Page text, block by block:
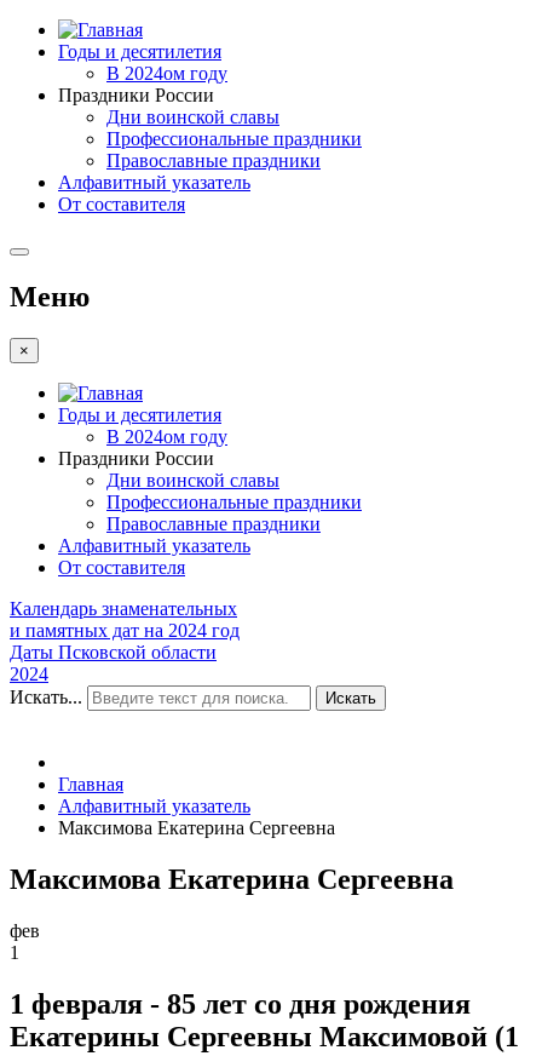
Годы и десятилетия
В 2024ом году
Праздники России
Дни воинской славы
Профессиональные праздники
Православные праздники
Алфавитный указатель
От составителя
Меню
×
Годы и десятилетия
В 2024ом году
Праздники России
Дни воинской славы
Профессиональные праздники
Православные праздники
Алфавитный указатель
От составителя
Календарь знаменательных
и памятных дат на 2024 год
Даты Псковской области
2024
Искать...
Искать
Главная
Алфавитный указатель
Максимова Екатерина Сергеевна
Максимова Екатерина Сергеевна
фев
1
1 февраля - 85 лет со дня рождения
Екатерины Сергеевны Максимовой (1